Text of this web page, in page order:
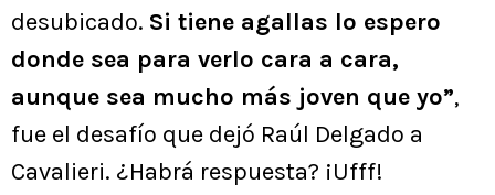
desubicado. Si tiene agallas lo espero
donde sea para verlo cara a cara,
aunque sea mucho más joven que yo”,
fue el desafío que dejó Raúl Delgado a
Cavalieri. ¿Habrá respuesta? ¡Ufff!